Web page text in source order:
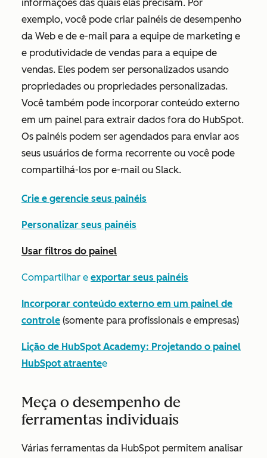
informações das quais elas precisam. Por
exemplo, você pode criar painéis de desempenho
da Web e de e-mail para a equipe de marketing e
e produtividade de vendas para a equipe de
vendas. Eles podem ser personalizados usando
propriedades ou propriedades personalizadas.
Você também pode incorporar conteúdo externo
em um painel para extrair dados fora do HubSpot.
Os painéis podem ser agendados para enviar aos
seus usuários de forma recorrente ou você pode
compartilhá-los por e-mail ou Slack.
Crie e gerencie seus painéis
Personalizar seus painéis
Usar filtros do painel
Compartilhar e exportar seus painéis
Incorporar conteúdo externo em um painel de
controle (somente para profissionais e empresas)
Lição de HubSpot Academy: Projetando o painel
HubSpot atraentee
Meça o desempenho de
ferramentas individuais
Várias ferramentas da HubSpot permitem analisar